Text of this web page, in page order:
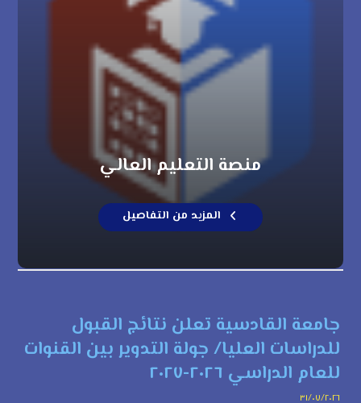
منصة التعليم العالي
المزيد من التفاصيل
جامعة القادسية تعلن نتائج القبول
للدراسات العليا/ جولة التدوير بين القنوات
للعام الدراسي ٢٠٢٦-٢٠٢٧
٣١/٠٧/٢٠٢٦